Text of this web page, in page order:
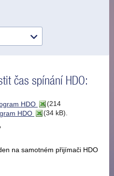
čas spínání HDO:
HDO
(214
HDO
(34 kB).
na samotném přijímači HDO